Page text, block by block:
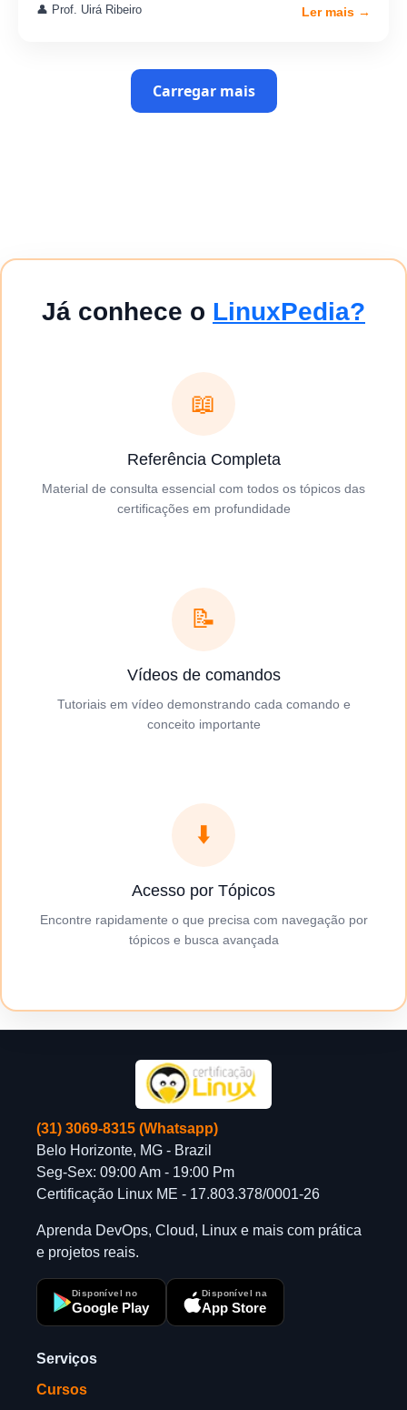
👤 Prof. Uirá Ribeiro Ler mais →
Carregar mais
Já conhece o LinuxPedia?
📖
Referência Completa
Material de consulta essencial com todos os tópicos das
certificações em profundidade
📝
Vídeos de comandos
Tutoriais em vídeo demonstrando cada comando e
conceito importante
⬇️
Acesso por Tópicos
Encontre rapidamente o que precisa com navegação por
tópicos e busca avançada
(31) 3069-8315 (Whatsapp)
Belo Horizonte, MG - Brazil
Seg-Sex: 09:00 Am - 19:00 Pm
Certificação Linux ME - 17.803.378/0001-26
Aprenda DevOps, Cloud, Linux e mais com prática
e projetos reais.
Disponível no
Google Play
Disponível na
App Store
Serviços
Cursos